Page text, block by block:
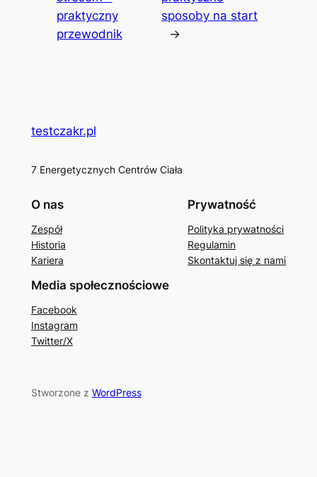
praktyczny
przewodnik
sposoby na start
→
testczakr.pl
7 Energetycznych Centrów Ciała
O nas
Zespół
Historia
Kariera
Prywatność
Polityka prywatności
Regulamin
Skontaktuj się z nami
Media społecznościowe
Facebook
Instagram
Twitter/X
Stworzone z WordPress